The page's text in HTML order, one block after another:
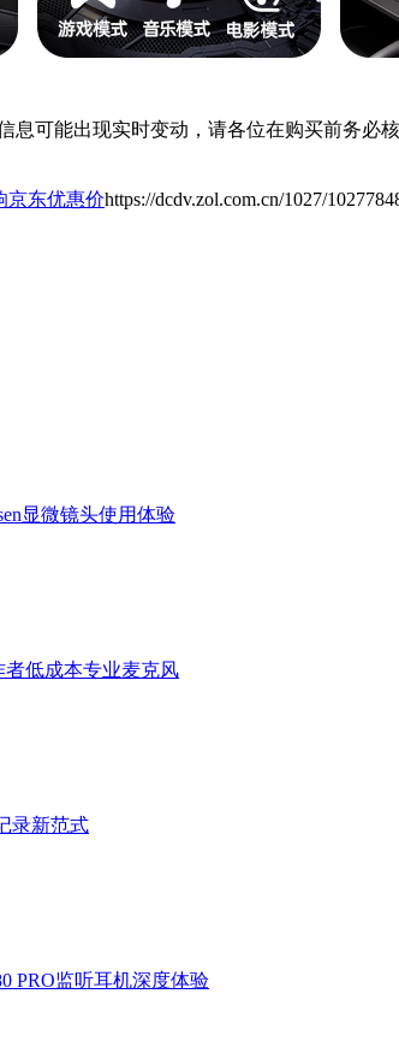
可能出现实时变动，请各位在购买前务必
京东优惠价https://dcdv.zol.com.cn/1027/
显微镜头使用体验
者低成本专业麦克风
录新范式
PRO监听耳机深度体验